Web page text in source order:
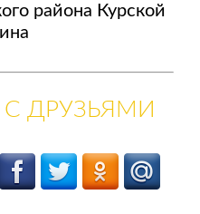
района Курской
С ДРУЗЬЯМИ